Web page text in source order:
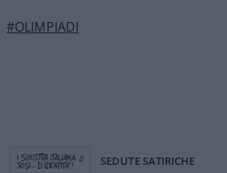
#OLIMPIADI
SEDUTE SATIRICHE